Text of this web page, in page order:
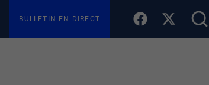
BULLETIN EN DIRECT